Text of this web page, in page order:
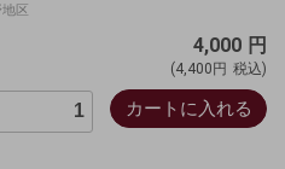
地区
4,000 円
(4,400円 税込)
カートに入れる